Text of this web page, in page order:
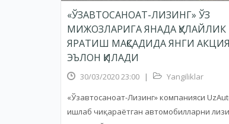
«ЎЗАВТОСАНОАТ-ЛИЗИНГ» ЎЗ
МИЖОЗЛАРИГА ЯНАДА ҚУЛАЙЛИК
ЯРАТИШ МАҚСАДИДА ЯНГИ
ЭЪЛОН ҚИЛАДИ
30/03/2020 23:00 |
Yangiliklar
«Ўзавтосаноат-Лизинг» компанияси
ишлаб чиқараётган автомобилларни